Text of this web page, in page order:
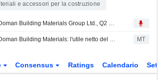
e accessori per la costruzione
Doman Building Materials Group Ltd., Q2 2026 Earnings Call, Aug 06, 2026
Doman Building Materials: l'utile netto del secondo trimestre sale del 13% grazie all'aumento del fatturato MT
Consensus Ratings Calendario